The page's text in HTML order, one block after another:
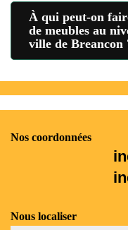
À qui peut-on
de meubles au
ville de Breancon
Nos coordonnées
Nous localiser